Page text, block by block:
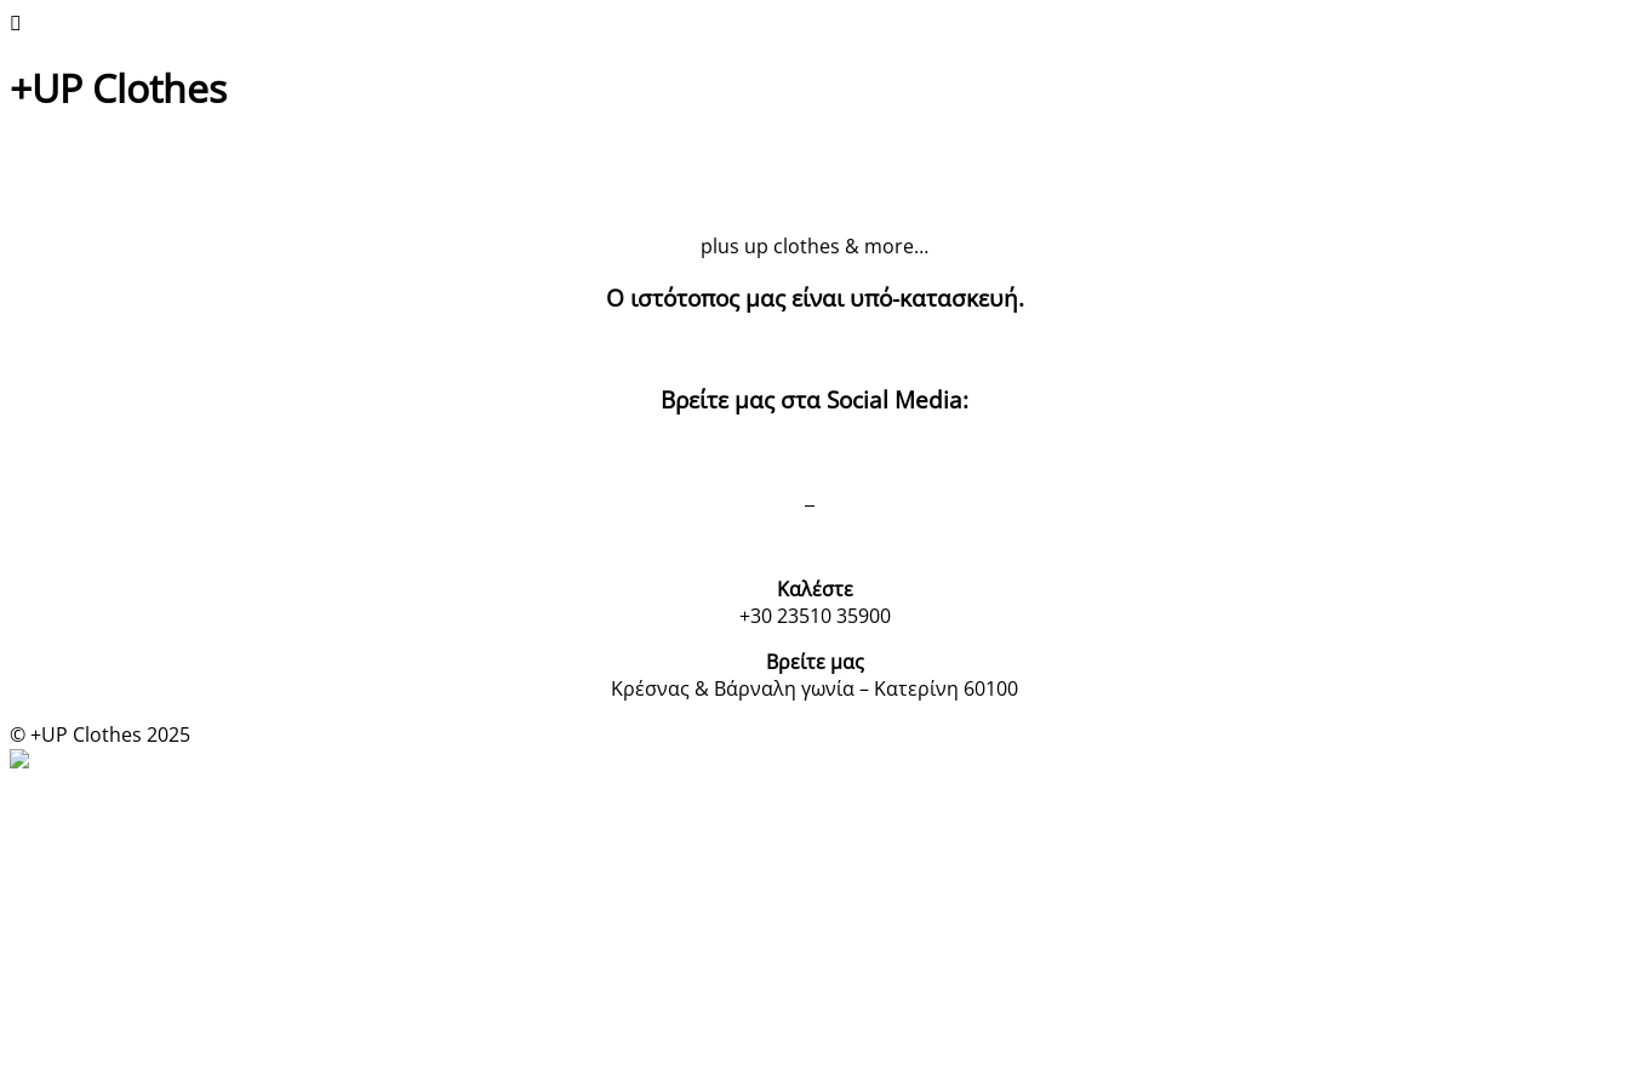
+UP Clothes
plus up clothes & more…
Ο ιστότοπος μας είναι υπό-κατασκευή.
Βρείτε μας στα Social Media:
Καλέστε
+30 23510 35900
Βρείτε μας
Κρέσνας & Βάρναλη γωνία – Κατερίνη 60100
© +UP Clothes 2025